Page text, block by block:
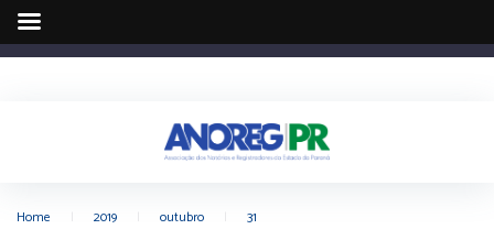
Home 2019 outubro 31